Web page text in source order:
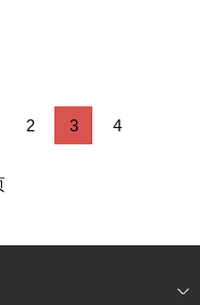
2 3 4